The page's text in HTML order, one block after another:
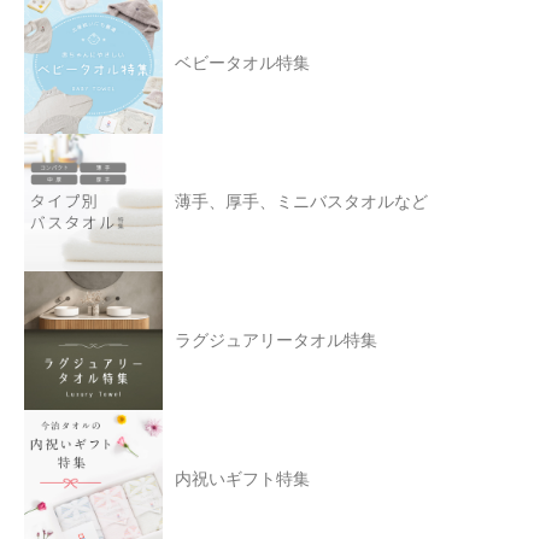
ベビータオル特集
薄手、厚手、ミニバスタオルなど
ラグジュアリータオル特集
内祝いギフト特集